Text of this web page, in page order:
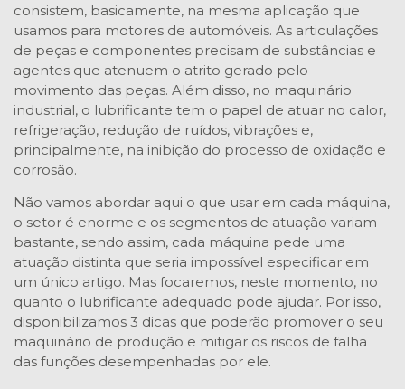
consistem, basicamente, na mesma aplicação que
usamos para motores de automóveis. As articulações
de peças e componentes precisam de substâncias e
agentes que atenuem o atrito gerado pelo
movimento das peças. Além disso, no maquinário
industrial, o lubrificante tem o papel de atuar no calor,
refrigeração, redução de ruídos, vibrações e,
principalmente, na inibição do processo de oxidação e
corrosão.
Não vamos abordar aqui o que usar em cada máquina,
o setor é enorme e os segmentos de atuação variam
bastante, sendo assim, cada máquina pede uma
atuação distinta que seria impossível especificar em
um único artigo. Mas focaremos, neste momento, no
quanto o lubrificante adequado pode ajudar. Por isso,
disponibilizamos 3 dicas que poderão promover o seu
maquinário de produção e mitigar os riscos de falha
das funções desempenhadas por ele.